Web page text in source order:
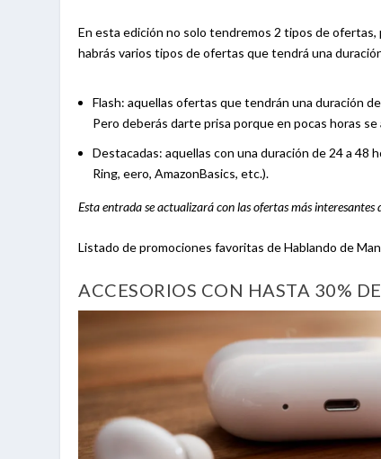
En esta edición no solo tendremos 2 tipos de ofertas,
habrás varios tipos de ofertas que tendrá una
Flash: aquellas ofertas que tendrán una duración
Pero deberás darte prisa porque en pocas horas
Destacadas: aquellas con una duración de 24 a 48
Ring, eero, AmazonBasics, etc.).
Esta entrada se actualizará con las ofertas más
Listado de promociones favoritas de Hablando de
ACCESORIOS CON HASTA 30%